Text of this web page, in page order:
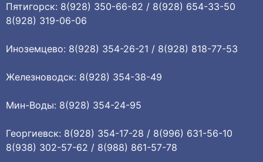
Пятигорск: 8(928) 350-66-82 / 8(928) 654-33-50
8(928) 319-06-06
Иноземцево: 8(928) 354-26-21 / 8(928) 818-77-53
Железноводск: 8(928) 354-38-49
Мин-Воды: 8(928) 354-24-95
Георгиевск: 8(928) 354-17-28 / 8(996) 631-56-10
8(938) 302-57-62 / 8(988) 861-57-78